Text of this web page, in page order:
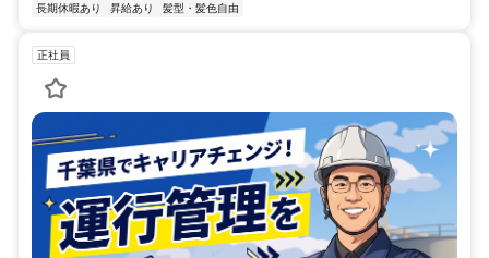
長期休暇あり
昇給あり 髪型・髪色自由
正社員